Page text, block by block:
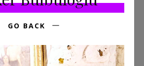
GO BACK